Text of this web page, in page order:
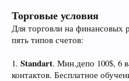
Торговые условия
Для торговли на финансовых
пять типов счетов:
1. Standart. Мин.депо 100$, 6
контактов. Бесплатное